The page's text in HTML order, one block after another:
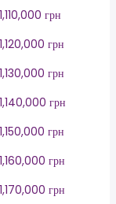
1,110,000 грн
1,120,000 грн
1,130,000 грн
1,140,000 грн
1,150,000 грн
1,160,000 грн
1,170,000 грн